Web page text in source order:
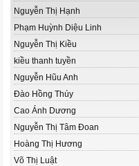
Nguyễn Thị Hạnh
Phạm Huỳnh Diệu Linh
Nguyễn Thị Kiều
kiều thanh tuyền
Nguyễn Hũu Anh
Đào Hồng Thúy
Cao Ánh Dương
Nguyễn Thị Tâm Đoan
Hoàng Thị Hương
Võ Thị Luật